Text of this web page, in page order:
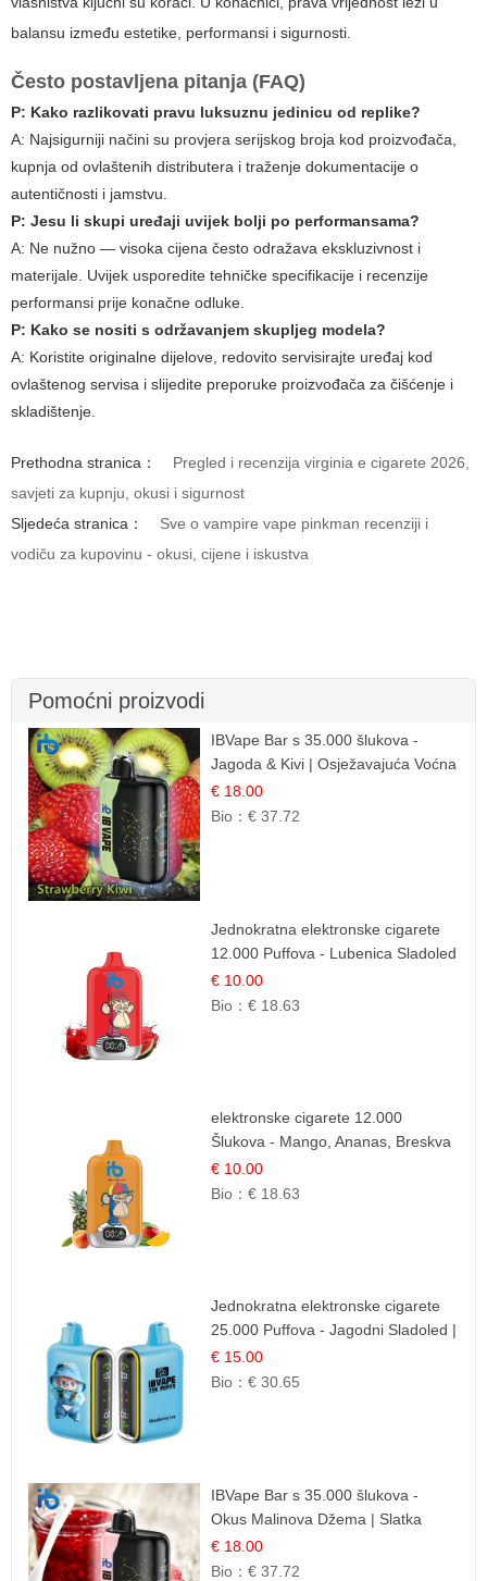
balansu između estetike, performansi i sigurnosti.
Često postavljena pitanja (FAQ)
P: Kako razlikovati pravu luksuznu jedinicu od replike?
A: Najsigurniji načini su provjera serijskog broja kod proizvođača,
kupnja od ovlaštenih distributera i traženje dokumentacije o
autentičnosti i jamstvu.
P: Jesu li skupi uređaji uvijek bolji po performansama?
A: Ne nužno — visoka cijena često odražava ekskluzivnost i
materijale. Uvijek usporedite tehničke specifikacije i recenzije
performansi prije konačne odluke.
P: Kako se nositi s održavanjem skupljeg modela?
A: Koristite originalne dijelove, redovito servisirajte uređaj kod
ovlaštenog servisa i slijedite preporuke proizvođača za čišćenje i
skladištenje.
Prethodna stranica：
Pregled i recenzija virginia e cigarete 2026,
savjeti za kupnju, okusi i sigurnost
Sljedeća stranica：
Sve o vampire vape pinkman recenziji i
vodiču za kupovinu - okusi, cijene i iskustva
Pomoćni proizvodi
IBVape Bar s 35.000 šlukova -
Jagoda & Kivi | Osježavajuća Voćna
Mješavina
€ 18.00
Bio：€ 37.72
Jednokratna elektronske cigarete
12.000 Puffova - Lubenica Sladoled
| Ljetna Desertna Aroma
€ 10.00
Bio：€ 18.63
elektronske cigarete 12.000
Šlukova - Mango, Ananas, Breskva
| Tropska Voćna Mješavina
€ 10.00
Bio：€ 18.63
Jednokratna elektronske cigarete
25.000 Puffova - Jagodni Sladoled |
Kremasta Slatka Okus
€ 15.00
Bio：€ 30.65
IBVape Bar s 35.000 šlukova -
Okus Malinova Džema | Slatka
Voćna Aroma
€ 18.00
Bio：€ 37.72